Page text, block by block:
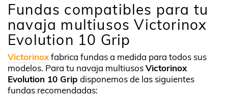
Fundas compatibles para tu
navaja multiusos Victorinox
Evolution 10 Grip
Victorinoxfabrica fundas a medida para todos sus
modelos. Para tu navaja multiusosVictorinox
Evolution 10 Grip disponemos de las siguientes
fundas recomendadas: